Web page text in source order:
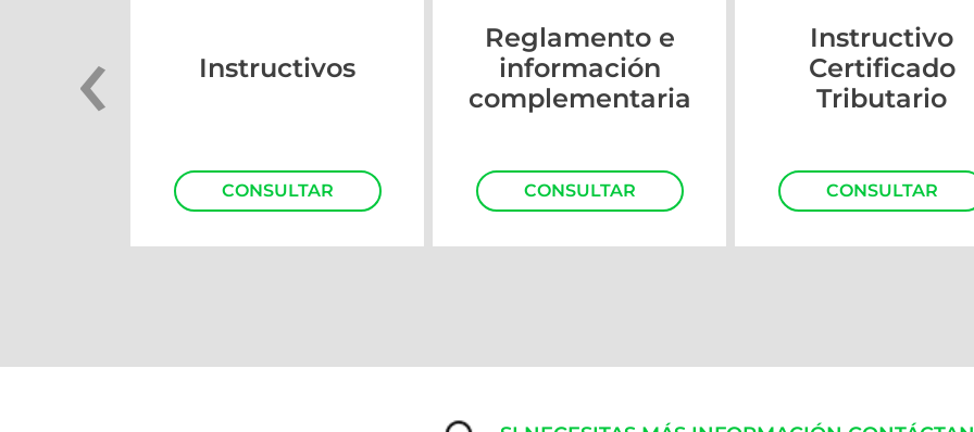
Instructivos
CONSULTAR
Reglamento e
información
complementaria
CONSULTAR
Instructivo
Certificado
Tributario
CONSULTAR
‹